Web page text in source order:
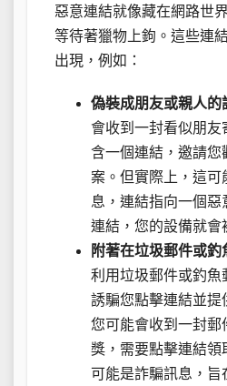
惡意連結就像藏在網路世
等待著獵物上鉤。這些連
出現，例如：
偽裝成朋友或親人的
會收到一封看似朋友
含一個連結，邀請您
案。但實際上，這可
息，連結指向一個
連結，您的設備就會
附著在垃圾郵件或釣
利用垃圾郵件或釣魚
誘騙您點擊連結並提
您可能會收到一封郵
獎，需要點擊連結領
可能是詐騙訊息，旨